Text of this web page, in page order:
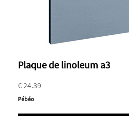
Plaque de linoleum a3
€ 24.39
Pébéo